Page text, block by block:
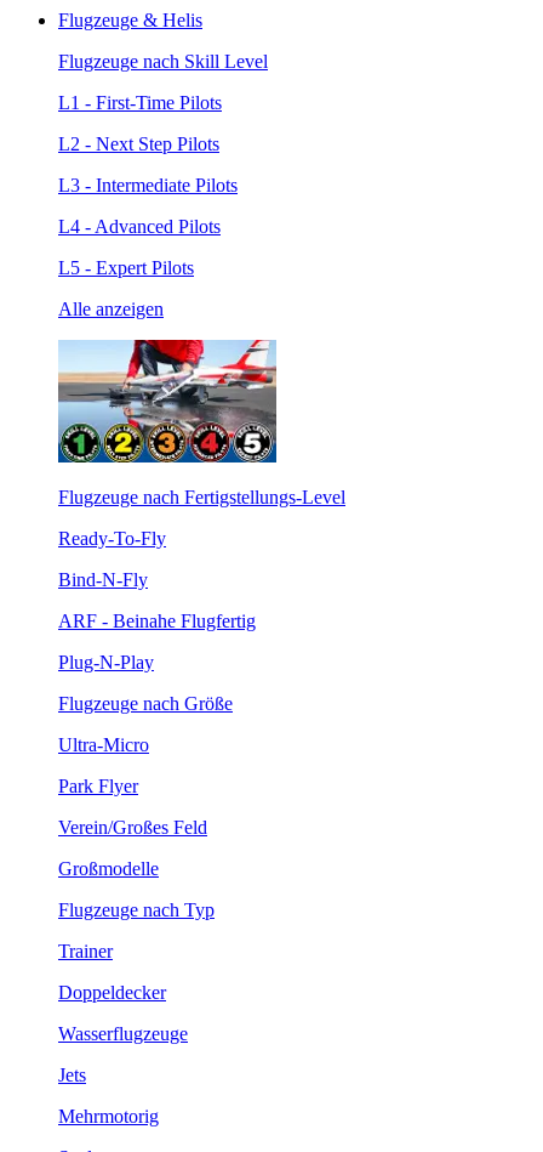
Flugzeuge & Helis
Flugzeuge nach Skill Level
L1 - First-Time Pilots
L2 - Next Step Pilots
L3 - Intermediate Pilots
L4 - Advanced Pilots
L5 - Expert Pilots
Alle anzeigen
Flugzeuge nach Fertigstellungs-Level
Ready-To-Fly
Bind-N-Fly
ARF - Beinahe Flugfertig
Plug-N-Play
Flugzeuge nach Größe
Ultra-Micro
Park Flyer
Verein/Großes Feld
Großmodelle
Flugzeuge nach Typ
Trainer
Doppeldecker
Wasserflugzeuge
Jets
Mehrmotorig